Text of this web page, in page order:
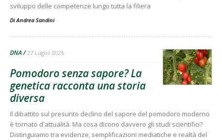
sviluppo delle competenze lungo tutta la filiera
Di Andrea Sandini -
DNA 27 Luglio 2026
Pomodoro senza sapore? La
genetica racconta una storia
diversa
Il dibattito sul presunto declino del sapore del pomodoro moderno
è tornato d'attualità. Ma cosa dicono davvero gli studi scientifici?
Distinguiamo tra evidenze, semplificazioni mediatiche e realtà del